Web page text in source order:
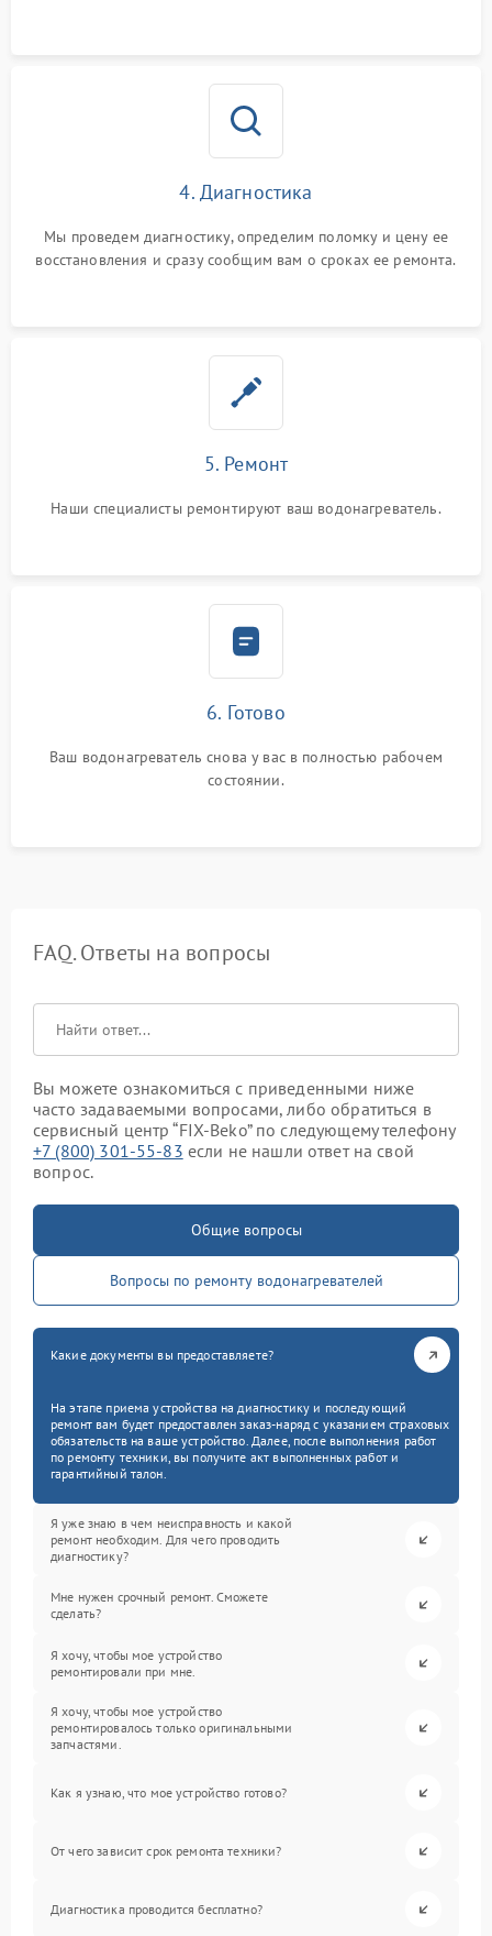
4. Диагностика
Мы проведем диагностику, определим поломку и цену ее
восстановления и сразу сообщим вам о сроках ее ремонта.
5. Ремонт
Наши специалисты ремонтируют ваш водонагреватель.
6. Готово
Ваш водонагреватель снова у вас в полностью рабочем
состоянии.
FAQ. Ответы на вопросы
Вы можете ознакомиться с приведенными ниже
часто задаваемыми вопросами, либо обратиться в
сервисный центр “FIX-Beko” по следующему телефону
+7 (800) 301-55-83 если не нашли ответ на свой
вопрос.
Общие вопросы
Вопросы по ремонту водонагревателей
Какие документы вы предоставляете?
На этапе приема устройства на диагностику и последующий
ремонт вам будет предоставлен заказ-наряд с указанием страховых
обязательств на ваше устройство. Далее, после выполнения работ
по ремонту техники, вы получите акт выполненных работ и
гарантийный талон.
Я уже знаю в чем неисправность и какой
ремонт необходим. Для чего проводить
диагностику?
Мне нужен срочный ремонт. Сможете
сделать?
Я хочу, чтобы мое устройство
ремонтировали при мне.
Я хочу, чтобы мое устройство
ремонтировалось только оригинальными
запчастями.
Как я узнаю, что мое устройство готово?
От чего зависит срок ремонта техники?
Диагностика проводится бесплатно?